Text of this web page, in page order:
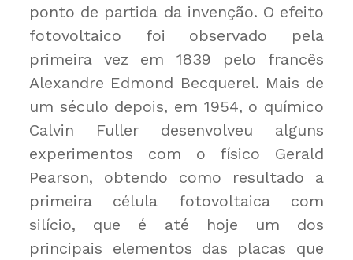
ponto de partida da invenção. O efeito
fotovoltaico foi observado pela
primeira vez em 1839 pelo francês
Alexandre Edmond Becquerel. Mais de
um século depois, em 1954, o químico
Calvin Fuller desenvolveu alguns
experimentos com o físico Gerald
Pearson, obtendo como resultado a
primeira célula fotovoltaica com
silício, que é até hoje um dos
principais elementos das placas que